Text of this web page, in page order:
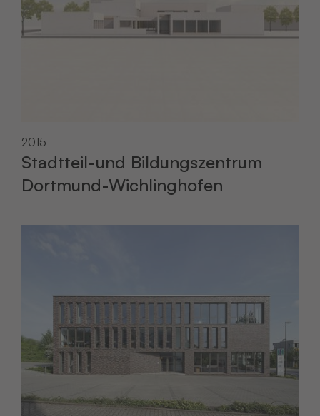
2015
Stadtteil-und Bildungszentrum
Dortmund-Wichlinghofen